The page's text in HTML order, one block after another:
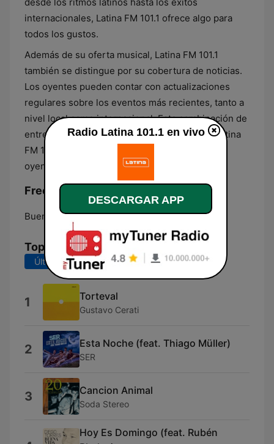
internacionales, Latina FM 101.1 ofrece algo para
todos los gustos.
Además de su oferta musical, Latina FM 101.1
también se distingue por su cobertura de noticias.
Los oyentes pueden contar con actualizaciones
regulares sobre los eventos más recientes, tanto a
nivel local como internacional. Esta combinación de
entretenimiento y noticias ha consolidado a Latina
FM 101.1 como una elección popular para los
oyentes en toda Argentina.
Frecuencias Radio Latina 101.1:
Buenos Aires: 101.1 FM
Top Canciones
Últimos 7 días Últimos 30 días
1 Torteval
Gustavo Cerati
2 Esta Noche (feat. Thiago Müller)
SER
3 Cancion Animal
Soda Stereo
Hoy Es Domingo (feat. Rubén
Radio Latina 101.1 en vivo
DESCARGAR APP